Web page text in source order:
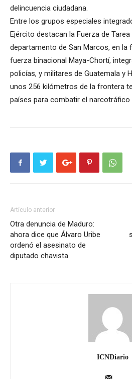
delincuencia ciudadana.
Entre los grupos especiales
Ejército destacan la Fuerza de Tarea
departamento de San Marcos, en la
fuerza binacional Maya-Chortí,
policías, y militares de Guatemala y
unos 256 kilómetros de la frontera
países para combatir el narcotráfico
Artículo anterior
Otra denuncia de Maduro:
ahora dice que Álvaro Uribe
ordenó el asesinato de
diputado chavista
ICNDiario